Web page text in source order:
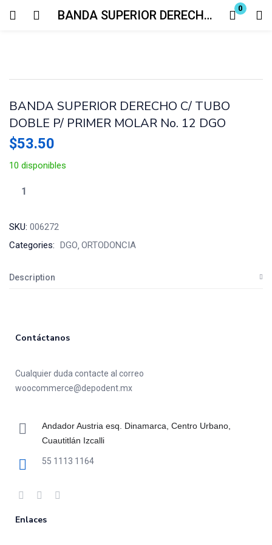
BANDA SUPERIOR DERECHO C/ TUBO DOBLE P/ PRIMER MOLAR No. 12 DGO 0
Login
Remember me
BANDA SUPERIOR DERECHO C/ TUBO
DOBLE P/ PRIMER MOLAR No. 12 DGO
$53.50
10 disponibles
SKU: 006272
Categories: DGO ORTODONCIA
Description
Contáctanos
Cualquier duda contacte al correo
woocommerce@depodent.mx
Andador Austria esq. Dinamarca, Centro Urbano,
Cuautitlán Izcalli
55 1113 1164
Enlaces